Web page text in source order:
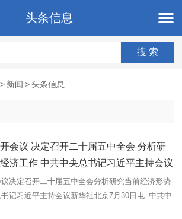
头条信息
> 新闻 > 头条信息
会议 决定召开二十届五中全会 分析研
济工作 中共中央总书记习近平主持会议
决定召开二十届五中全会分析研究当前经济形势
记习近平主持会议新华社北京7月30日电 中共中
议，决定今年10月在北京召开中国共产党第二十